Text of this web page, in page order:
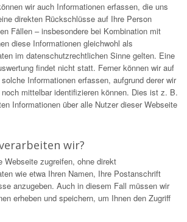
wir auch Informationen erfassen, die uns
direkten Rückschlüsse auf Ihre Person
Fällen – insbesondere bei Kombination mit
diese Informationen gleichwohl als
im datenschutzrechtlichen Sinne gelten. Eine
findet nicht statt. Ferner können wir auf
Informationen erfassen, aufgrund derer wir
mittelbar identifizieren können. Dies ist z. B.
Informationen über alle Nutzer dieser Webseite
wir?
Webseite zugreifen, ohne direkt
wie etwa Ihren Namen, Ihre Postanschrift
anzugeben. Auch in diesem Fall müssen wir
erheben und speichern, um Ihnen den Zugriff